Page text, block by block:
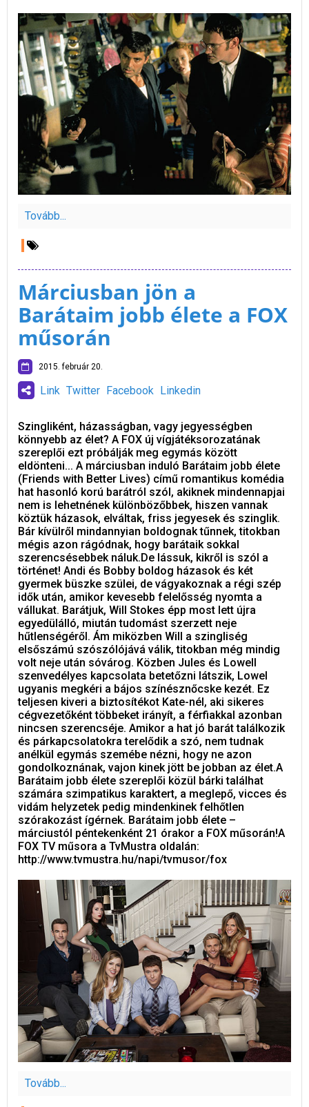
Tovább...
Márciusban jön a
Barátaim jobb élete a FOX
műsorán
2015. február 20.
Link Twitter Facebook Linkedin
Szingliként, házasságban, vagy jegyességben
könnyebb az élet? A FOX új vígjátéksorozatának
szereplői ezt próbálják meg egymás között
eldönteni... A márciusban induló Barátaim jobb élete
(Friends with Better Lives) című romantikus komédia
hat hasonló korú barátról szól, akiknek mindennapjai
nem is lehetnének különbözőbbek, hiszen vannak
köztük házasok, elváltak, friss jegyesek és szinglik.
Bár kívülről mindannyian boldognak tűnnek, titokban
mégis azon rágódnak, hogy barátaik sokkal
szerencsésebbek náluk.De lássuk, kikről is szól a
történet! Andi és Bobby boldog házasok és két
gyermek büszke szülei, de vágyakoznak a régi szép
idők után, amikor kevesebb felelősség nyomta a
vállukat. Barátjuk, Will Stokes épp most lett újra
egyedülálló, miután tudomást szerzett neje
hűtlenségéről. Ám miközben Will a szingliség
elsőszámú szószólójává válik, titokban még mindig
volt neje után sóvárog. Közben Jules és Lowell
szenvedélyes kapcsolata betetőzni látszik, Lowel
ugyanis megkéri a bájos színésznőcske kezét. Ez
teljesen kiveri a biztosítékot Kate-nél, aki sikeres
cégvezetőként többeket irányít, a férfiakkal azonban
nincsen szerencséje. Amikor a hat jó barát találkozik
és párkapcsolatokra terelődik a szó, nem tudnak
anélkül egymás szemébe nézni, hogy ne azon
gondolkoznának, vajon kinek jött be jobban az élet.A
Barátaim jobb élete szereplői közül bárki találhat
számára szimpatikus karaktert, a meglepő, vicces és
vidám helyzetek pedig mindenkinek felhőtlen
szórakozást ígérnek. Barátaim jobb élete –
márciustól péntekenként 21 órakor a FOX műsorán!A
FOX TV műsora a TvMustra oldalán:
http://www.tvmustra.hu/napi/tvmusor/fox
Tovább...